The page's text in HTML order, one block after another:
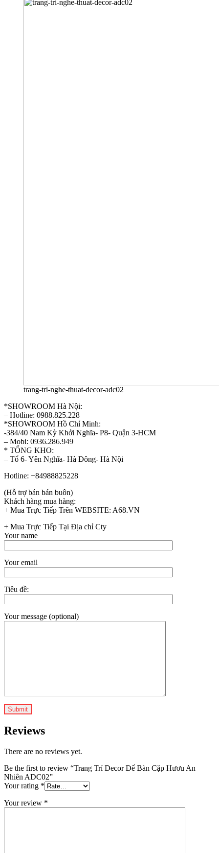
trang-tri-nghe-thuat-decor-adc02
*SHOWROOM Hà Nội:
– Hotline: 0988.825.228
*SHOWROOM Hồ Chí Minh:
-384/40 Nam Kỳ Khởi Nghĩa- P8- Quận 3-HCM
– Mobi: 0936.286.949
* TỔNG KHO:
– Tổ 6- Yên Nghĩa- Hà Đông- Hà Nội
Hotline: +84988825228
(Hỗ trợ bán bán buôn)
Khách hàng mua hàng:
+ Mua Trực Tiếp Trên WEBSITE: A68.VN
+ Mua Trực Tiếp Tại Địa chỉ Cty
Your name
Your email
Tiêu đề:
Your message (optional)
Reviews
There are no reviews yet.
Be the first to review “Trang Trí Decor Để Bàn Cặp Hươu An
Nhiên ADC02”
Your rating *
Your review *